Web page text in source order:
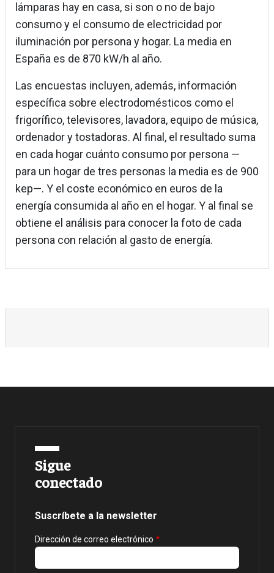
lámparas hay en casa, si son o no de bajo
consumo y el consumo de electricidad por
iluminación por persona y hogar. La media en
España es de 870 kW/h al año.
Las encuestas incluyen, además, información
específica sobre electrodomésticos como el
frigorífico, televisores, lavadora, equipo de música,
ordenador y tostadoras. Al final, el resultado suma
en cada hogar cuánto consumo por persona —
para un hogar de tres personas la media es de 900
kep—. Y el coste económico en euros de la
energía consumida al año en el hogar. Y al final se
obtiene el análisis para conocer la foto de cada
persona con relación al gasto de energía.
Sigue
conectado
Suscríbete a la newsletter
Dirección de correo electrónico